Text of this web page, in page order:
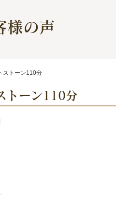
様の声
ストーン110分
トーン110分